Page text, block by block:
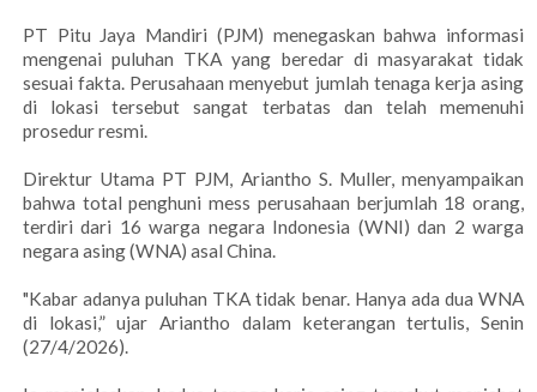
PT Pitu Jaya Mandiri (PJM) menegaskan bahwa informasi
mengenai puluhan TKA yang beredar di masyarakat tidak
sesuai fakta. Perusahaan menyebut jumlah tenaga kerja asing
di lokasi tersebut sangat terbatas dan telah memenuhi
prosedur resmi.
Direktur Utama PT PJM, Ariantho S. Muller, menyampaikan
bahwa total penghuni mess perusahaan berjumlah 18 orang,
terdiri dari 16 warga negara Indonesia (WNI) dan 2 warga
negara asing (WNA) asal China.
"Kabar adanya puluhan TKA tidak benar. Hanya ada dua WNA
di lokasi,” ujar Ariantho dalam keterangan tertulis, Senin
(27/4/2026).